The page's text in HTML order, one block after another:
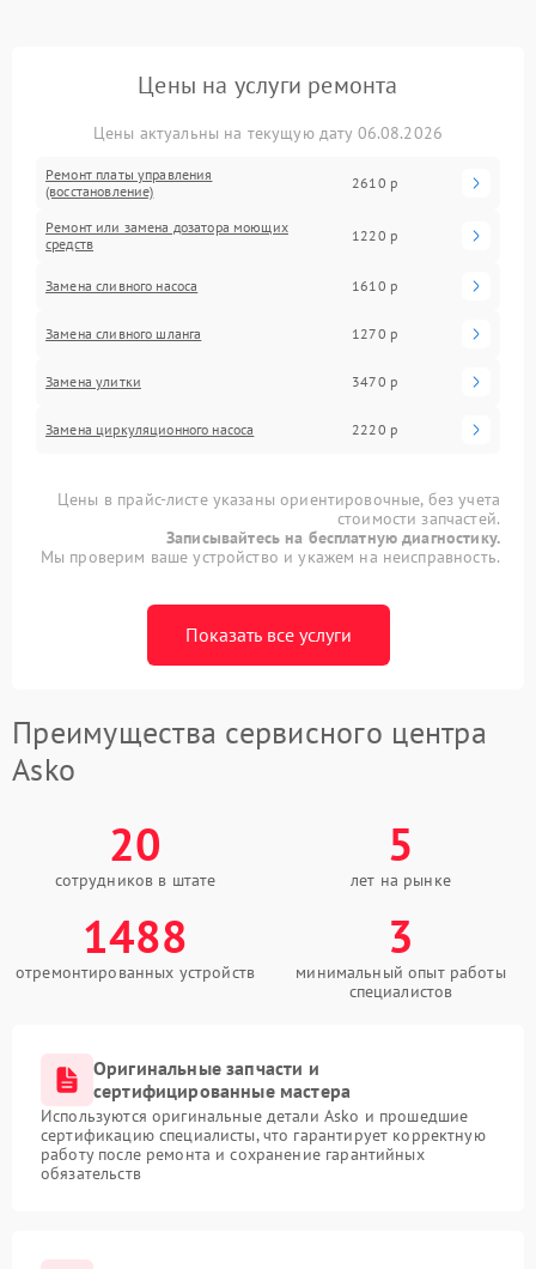
Цены на услуги ремонта
Цены актуальны на текущую дату 06.08.2026
Ремонт платы управления
(восстановление)
2610 р
Ремонт или замена дозатора моющих
средств
1220 р
Замена сливного насоса 1610 р
Замена сливного шланга 1270 р
Замена улитки 3470 р
Замена циркуляционного насоса 2220 р
Цены в прайс-листе указаны ориентировочные, без учета
стоимости запчастей.
Записывайтесь на бесплатную диагностику.
Мы проверим ваше устройство и укажем на неисправность.
Показать все услуги
Преимущества сервисного центра
Asko
20
сотрудников в штате
5
лет на рынке
1488
отремонтированных устройств
3
минимальный опыт работы
специалистов
Оригинальные запчасти и
сертифицированные мастера
Используются оригинальные детали Asko и прошедшие
сертификацию специалисты, что гарантирует корректную
работу после ремонта и сохранение гарантийных
обязательств